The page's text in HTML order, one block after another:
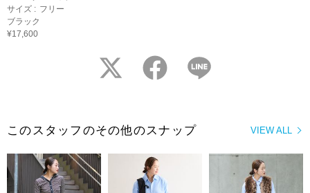
サイズ : フリー
ブラック
¥17,600
twitter facebook
VIEW ALL
このスタッフのその他のスナップ